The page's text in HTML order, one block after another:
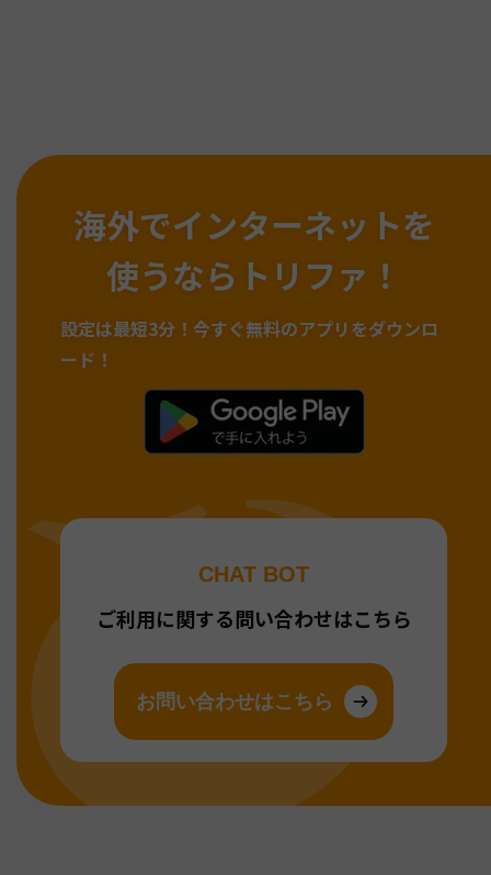
海外でインターネットを
使うならトリファ！
設定は最短3分！ 今すぐ無料のアプリをダウンロ
ード！
CHAT BOT
ご利用に関する問い合わせはこちら
お問い合わせはこちら